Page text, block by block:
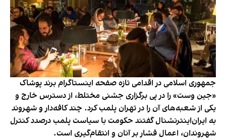
جمهوری اسلامی در اقدامی تازه صفحه اینستاگرام برند پوشاک
«جین وست» را در پی برگزاری جشنی مختلط، از دسترس خارج و
یکی از شعبه‌های آن را در تهران پلمب کرد. چند کافه‌‌دار و شهروند
به ایران‌اینترنشنال گفتند حکومت با سیاست پلمب درصدد کنترل
شهروندان، اعمال فشار بر آنان و انتقام‌گیری است.